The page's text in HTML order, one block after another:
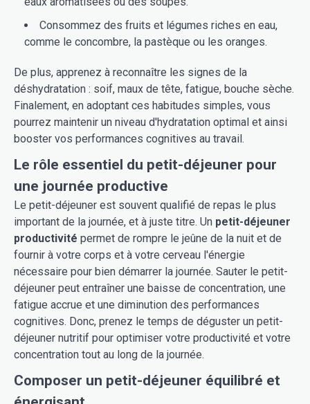
Consommez des fruits et légumes riches en eau,
comme le concombre, la pastèque ou les oranges.
De plus, apprenez à reconnaître les signes de la
déshydratation : soif, maux de tête, fatigue, bouche sèche.
Finalement, en adoptant ces habitudes simples, vous
pourrez maintenir un niveau d'hydratation optimal et ainsi
booster vos performances cognitives au travail.
Le rôle essentiel du petit-déjeuner pour
une journée productive
Le petit-déjeuner est souvent qualifié de repas le plus
important de la journée, et à juste titre. Un petit-déjeuner
productivité permet de rompre le jeûne de la nuit et de
fournir à votre corps et à votre cerveau l'énergie
nécessaire pour bien démarrer la journée. Sauter le petit-
déjeuner peut entraîner une baisse de concentration, une
fatigue accrue et une diminution des performances
cognitives. Donc, prenez le temps de déguster un petit-
déjeuner nutritif pour optimiser votre productivité et votre
concentration tout au long de la journée.
Composer un petit-déjeuner équilibré et